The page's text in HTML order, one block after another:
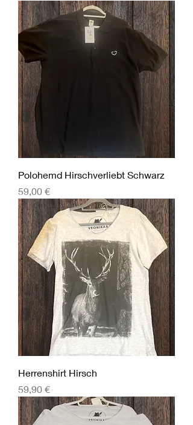
Polohemd Hirschverliebt Schwarz
Preis
59,00 €
Herrenshirt Hirsch
Preis
59,90 €